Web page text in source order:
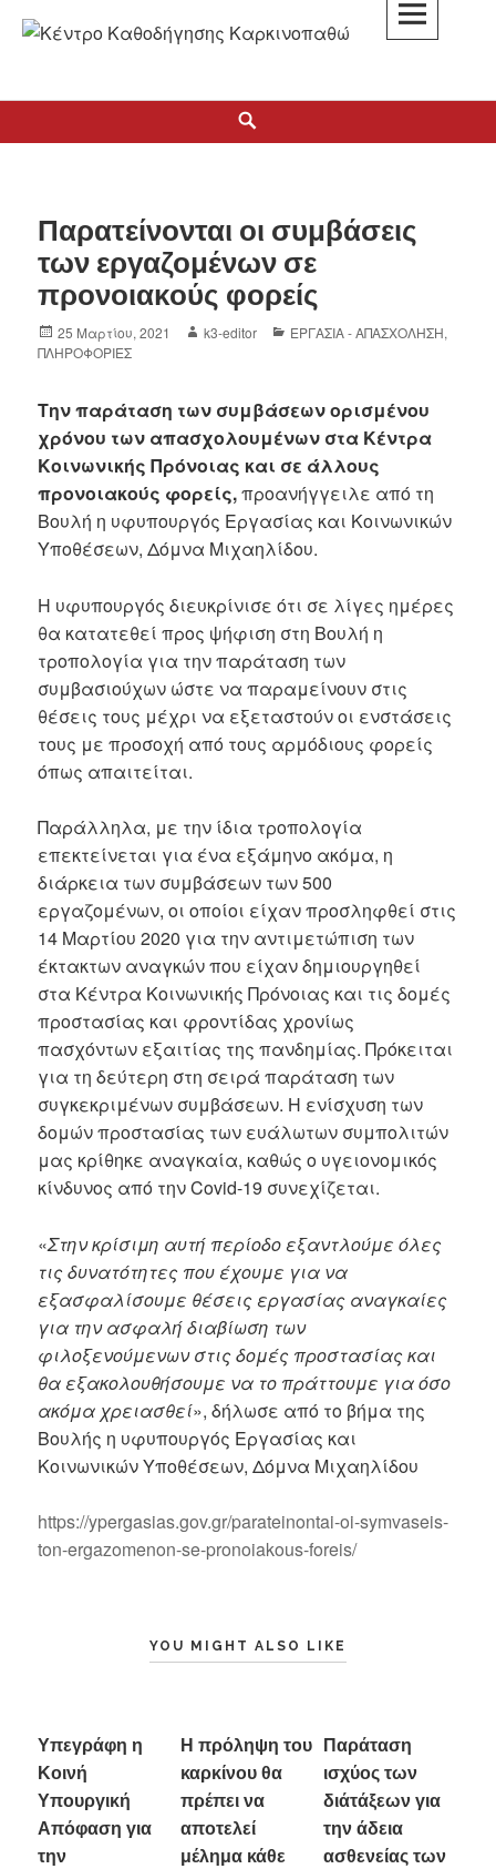
Παρατείνονται οι συμβάσεις
των εργαζομένων σε
προνοιακούς φορείς
25 Μαρτίου, 2021 k3-editor ΕΡΓΑΣΙΑ - ΑΠΑΣΧΟΛΗΣΗ,
ΠΛΗΡΟΦΟΡΙΕΣ
Την παράταση των συμβάσεων ορισμένου
χρόνου των απασχολουμένων στα Κέντρα
Κοινωνικής Πρόνοιας και σε άλλους
προνοιακούς φορείς,προανήγγειλε από τη
Βουλή η υφυπουργός Εργασίας και Κοινωνικών
Υποθέσεων, Δόμνα Μιχαηλίδου.
Η υφυπουργός διευκρίνισε ότι σε λίγες ημέρες
θα κατατεθεί προς ψήφιση στη Βουλή η
τροπολογία για την παράταση των
συμβασιούχων ώστε να παραμείνουν στις
θέσεις τους μέχρι να εξεταστούν οι ενστάσεις
τους με προσοχή από τους αρμόδιους φορείς
όπως απαιτείται.
Παράλληλα, με την ίδια τροπολογία
επεκτείνεται για ένα εξάμηνο ακόμα, η
διάρκεια των συμβάσεων των 500
εργαζομένων, οι οποίοι είχαν προσληφθεί στις
14 Μαρτίου 2020 για την αντιμετώπιση των
έκτακτων αναγκών που είχαν δημιουργηθεί
στα Κέντρα Κοινωνικής Πρόνοιας και τις δομές
προστασίας και φροντίδας χρονίως
πασχόντων εξαιτίας της πανδημίας. Πρόκειται
για τη δεύτερη στη σειρά παράταση των
συγκεκριμένων συμβάσεων. Η ενίσχυση των
δομών προστασίας των ευάλωτων συμπολιτών
μας κρίθηκε αναγκαία, καθώς ο υγειονομικός
κίνδυνος από την Covid-19 συνεχίζεται.
«Στην κρίσιμη αυτή περίοδο εξαντλούμε όλες
τις δυνατότητες που έχουμε για να
εξασφαλίσουμε θέσεις εργασίας αναγκαίες
για την ασφαλή διαβίωση των
φιλοξενούμενων στις δομές προστασίας και
θα εξακολουθήσουμε να το πράττουμε για όσο
ακόμα χρειασθεί», δήλωσε από το βήμα της
Βουλής η υφυπουργός Εργασίας και
Κοινωνικών Υποθέσεων, Δόμνα Μιχαηλίδου
https://ypergasias.gov.gr/parateinontai-oi-symvaseis-
ton-ergazomenon-se-pronoiakous-foreis/
YOU MIGHT ALSO LIKE
Υπεγράφη η
Κοινή
Υπουργική
Απόφαση για
την
Η πρόληψη του
καρκίνου θα
πρέπει να
αποτελεί
μέλημα κάθε
Παράταση
ισχύος των
διάτάξεων για
την άδεια
ασθενείας των